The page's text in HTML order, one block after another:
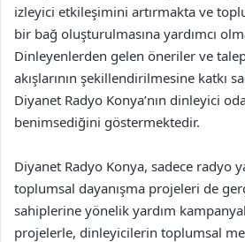
izleyici etkileşimini artırmakta ve
bir bağ oluşturulmasına yardımcı
Dinleyenlerden gelen öneriler ve
akışlarının şekillendirilmesine katkı
Diyanet Radyo Konya’nın dinleyici
benimsediğini göstermektedir.
Diyanet Radyo Konya, sadece radyo
toplumsal dayanışma projeleri de
sahiplerine yönelik yardım
projelerle, dinleyicilerin toplumsal